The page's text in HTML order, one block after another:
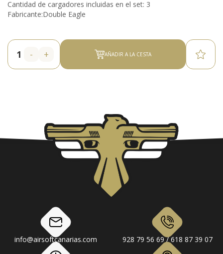
Cantidad de cargadores incluidas en el set: 3
Fabricante:Double Eagle
- + AÑADIR A LA CESTA
info@airsoftcanarias.com 928 79 56 69 / 618 87 39 07